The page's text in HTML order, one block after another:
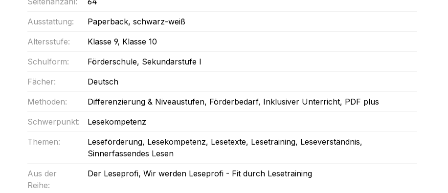
Ausstattung: Paperback, schwarz-weiß
Altersstufe: Klasse 9, Klasse 10
Schulform: Förderschule, Sekundarstufe I
Fächer: Deutsch
Methoden: Differenzierung & Niveaustufen, Förderbedarf, Inklusiver Unterricht, PDF plus
Schwerpunkt: Lesekompetenz
Themen: Leseförderung, Lesekompetenz, Lesetexte, Lesetraining, Leseverständnis,
Sinnerfassendes Lesen
Aus der
Reihe:
Der Leseprofi, Wir werden Leseprofi - Fit durch Lesetraining